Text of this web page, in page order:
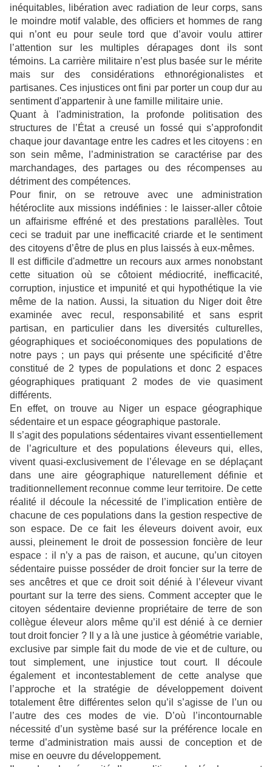
inéquitables, libération avec radiation de leur corps, sans
le moindre motif valable, des officiers et hommes de rang
qui n’ont eu pour seule tord que d’avoir voulu attirer
l’attention sur les multiples dérapages dont ils sont
témoins. La carrière militaire n’est plus basée sur le mérite
mais sur des considérations ethnorégionalistes et
partisanes. Ces injustices ont fini par porter un coup dur au
sentiment d'appartenir à une famille militaire unie.
Quant à l'administration, la profonde politisation des
structures de l’État a creusé un fossé qui s’approfondit
chaque jour davantage entre les cadres et les citoyens : en
son sein même, l’administration se caractérise par des
marchandages, des partages ou des récompenses au
détriment des compétences.
Pour finir, on se retrouve avec une administration
hétéroclite aux missions indéfinies : le laisser-aller côtoie
un affairisme effréné et des prestations parallèles. Tout
ceci se traduit par une inefficacité criarde et le sentiment
des citoyens d’être de plus en plus laissés à eux-mêmes.
Il est difficile d'admettre un recours aux armes nonobstant
cette situation où se côtoient médiocrité, inefficacité,
corruption, injustice et impunité et qui hypothétique la vie
même de la nation. Aussi, la situation du Niger doit être
examinée avec recul, responsabilité et sans esprit
partisan, en particulier dans les diversités culturelles,
géographiques et socioéconomiques des populations de
notre pays ; un pays qui présente une spécificité d’être
constitué de 2 types de populations et donc 2 espaces
géographiques pratiquant 2 modes de vie quasiment
différents.
En effet, on trouve au Niger un espace géographique
sédentaire et un espace géographique pastorale.
Il s’agit des populations sédentaires vivant essentiellement
de l’agriculture et des populations éleveurs qui, elles,
vivent quasi-exclusivement de l’élevage en se déplaçant
dans une aire géographique naturellement définie et
traditionnellement reconnue comme leur territoire. De cette
réalité il découle la nécessité de l’implication entière de
chacune de ces populations dans la gestion respective de
son espace. De ce fait les éleveurs doivent avoir, eux
aussi, pleinement le droit de possession foncière de leur
espace : il n’y a pas de raison, et aucune, qu’un citoyen
sédentaire puisse posséder de droit foncier sur la terre de
ses ancêtres et que ce droit soit dénié à l’éleveur vivant
pourtant sur la terre des siens. Comment accepter que le
citoyen sédentaire devienne propriétaire de terre de son
collègue éleveur alors même qu’il est dénié à ce dernier
tout droit foncier ? Il y a là une justice à géométrie variable,
exclusive par simple fait du mode de vie et de culture, ou
tout simplement, une injustice tout court. Il découle
également et incontestablement de cette analyse que
l’approche et la stratégie de développement doivent
totalement être différentes selon qu’il s’agisse de l’un ou
l’autre des ces modes de vie. D’où l’incontournable
nécessité d’un système basé sur la préférence locale en
terme d’administration mais aussi de conception et de
mise en oeuvre du développement.